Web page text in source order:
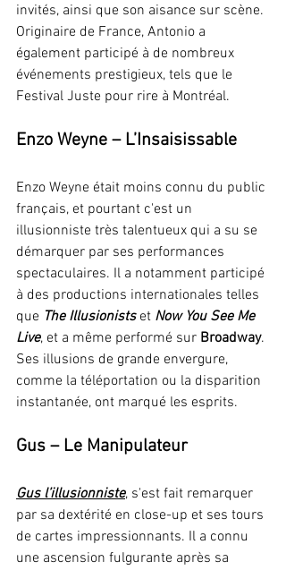
invités, ainsi que son aisance sur scène.
Originaire de France, Antonio a
également participé à de nombreux
événements prestigieux, tels que le
Festival Juste pour rire à Montréal.
Enzo Weyne – L’Insaisissable
Enzo Weyne était moins connu du public
français, et pourtant c'est un
illusionniste très talentueux qui a su se
démarquer par ses performances
spectaculaires. Il a notamment participé
à des productions internationales telles
que The Illusionists et Now You See Me
Live, et a même performé sur Broadway.
Ses illusions de grande envergure,
comme la téléportation ou la disparition
instantanée, ont marqué les esprits.
Gus – Le Manipulateur
Gus l’illusionniste, s'est fait remarquer
par sa dextérité en close-up et ses tours
de cartes impressionnants. Il a connu
une ascension fulgurante après sa